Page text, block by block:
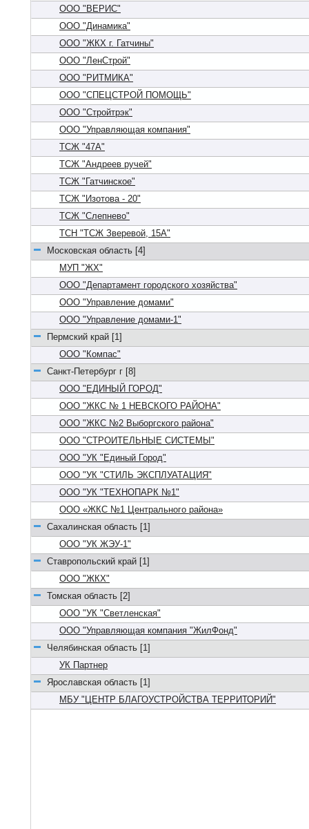
ООО "ВЕРИС"
ООО "Динамика"
ООО "ЖКХ г. Гатчины"
ООО "ЛенСтрой"
ООО "РИТМИКА"
ООО "СПЕЦСТРОЙ ПОМОЩЬ"
ООО "Стройтрэк"
ООО "Управляющая компания"
ТСЖ "47А"
ТСЖ "Андреев ручей"
ТСЖ "Гатчинское"
ТСЖ "Изотова - 20"
ТСЖ "Слепнево"
ТСН "ТСЖ Зверевой, 15А"
Московская область [4]
МУП "ЖХ"
ООО "Департамент городского хозяйства"
ООО "Управление домами"
ООО "Управление домами-1"
Пермский край [1]
ООО "Компас"
Санкт-Петербург г [8]
ООО "ЕДИНЫЙ ГОРОД"
ООО "ЖКС № 1 НЕВСКОГО РАЙОНА"
ООО "ЖКС №2 Выборгского района"
ООО "СТРОИТЕЛЬНЫЕ СИСТЕМЫ"
ООО "УК "Единый Город"
ООО "УК "СТИЛЬ ЭКСПЛУАТАЦИЯ"
ООО "УК "ТЕХНОПАРК №1"
ООО «ЖКС №1 Центрального района»
Сахалинская область [1]
ООО "УК ЖЭУ-1"
Ставропольский край [1]
ООО "ЖКХ"
Томская область [2]
ООО "УК "Светленская"
ООО "Управляющая компания "ЖилФонд"
Челябинская область [1]
УК Партнер
Ярославская область [1]
МБУ "ЦЕНТР БЛАГОУСТРОЙСТВА ТЕРРИТОРИЙ"